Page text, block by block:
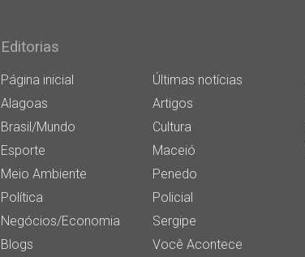
Editorias
Página inicial
Últimas notícias
Alagoas
Artigos
Brasil/Mundo
Cultura
Esporte
Maceió
Meio Ambiente
Penedo
Política
Policial
Negócios/Economia
Sergipe
Blogs
Você Acontece